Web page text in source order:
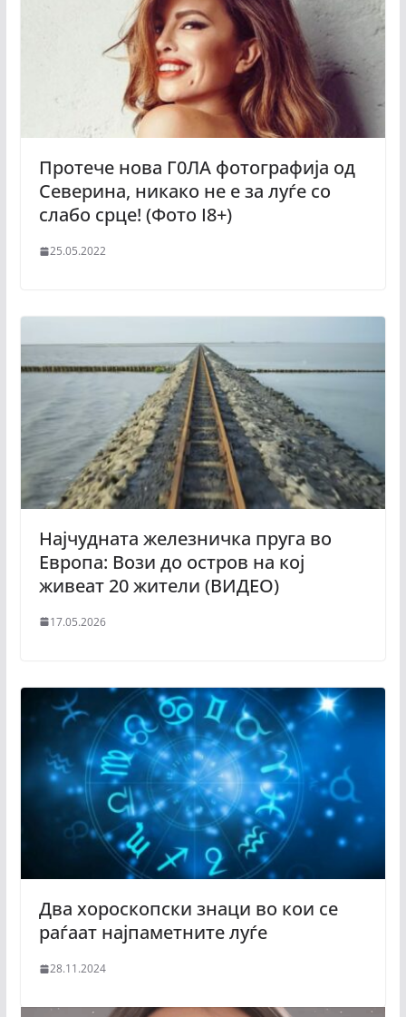
Протече нова Г0ЛА фотографија од
Северина, никако не е за луѓе со
слабо срце! (Фото I8+)
25.05.2022
Најчудната железничка пруга во
Европа: Вози до остров на кој
живеат 20 жители (ВИДЕО)
17.05.2026
Два хороскопски знаци во кои се
раѓаат најпаметните луѓе
28.11.2024